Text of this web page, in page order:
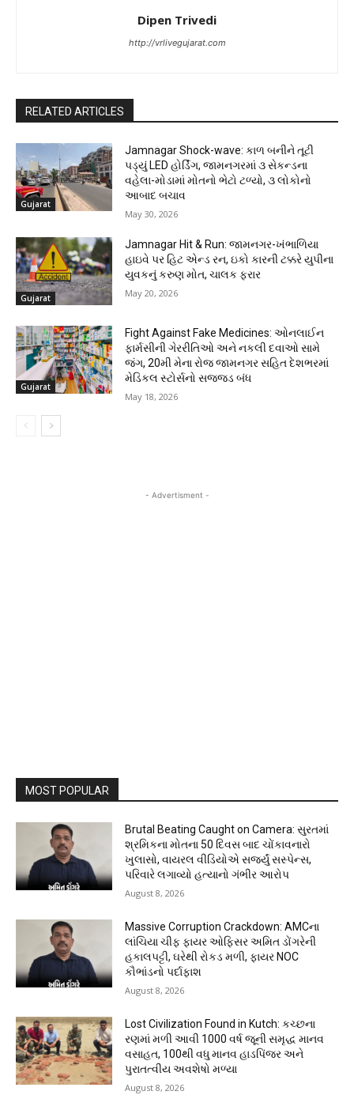
Dipen Trivedi
http://vrlivegujarat.com
RELATED ARTICLES
Gujarat
Jamnagar Shock-wave: કાળ બનીને તૂટી
પડ્યું LED હોર્ડિંગ, જામનગરમાં ૩ સેકન્ડના
વહેલા-મોડામાં મોતનો ભેટો ટળ્યો, ૩ લોકોનો
આબાદ બચાવ
May 30, 2026
Gujarat
Jamnagar Hit & Run: જામનગર-ખંભાળિયા
હાઇવે પર હિટ એન્ડ રન, ઇકો કારની ટક્કરે યુપીના
યુવકનું કરુણ મોત, ચાલક ફરાર
May 20, 2026
Gujarat
Fight Against Fake Medicines: ઓનલાઈન
ફાર્મસીની ગેરરીતિઓ અને નકલી દવાઓ સામે
જંગ, 20મી મેના રોજ જામનગર સહિત દેશભરમાં
મેડિકલ સ્ટોર્સનો સજ્જડ બંધ
May 18, 2026
- Advertisment -
MOST POPULAR
Brutal Beating Caught on Camera: સુરતમાં
શ્રમિકના મોતના 50 દિવસ બાદ ચોંકાવનારો
ખુલાસો, વાયરલ વીડિયોએ સર્જ્યું સસ્પેન્સ,
પરિવારે લગાવ્યો હત્યાનો ગંભીર આરોપ
August 8, 2026
Massive Corruption Crackdown: AMCના
લાંચિયા ચીફ ફાયર ઓફિસર અમિત ડોંગરેની
હકાલપટ્ટી, ઘરેથી રોકડ મળી, ફાયર NOC
કૌભાંડનો પર્દાફાશ
August 8, 2026
Lost Civilization Found in Kutch: કચ્છના
રણમાં મળી આવી 1000 વર્ષ જૂની સમૃદ્ધ માનવ
વસાહત, 100થી વધુ માનવ હાડપિંજર અને
પુરાતત્વીય અવશેષો મળ્યા
August 8, 2026